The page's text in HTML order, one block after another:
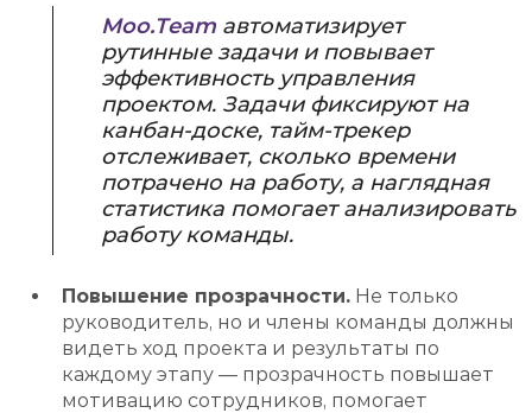
Moo.Team автоматизирует
рутинные задачи и повывает
эффективность управления
проектом. Задачи фиксируют на
канбан-доске, тайм-трекер
отслеживает, сколько времени
потрачено на работу, а наглядная
статистика помогает анализировать
работу команды.
Повышение прозрачности. Не только
руководитель, но и члены команды должны
видеть ход проекта и результаты по
каждому этапу — прозрачность повышает
мотивацию сотрудников, помогает